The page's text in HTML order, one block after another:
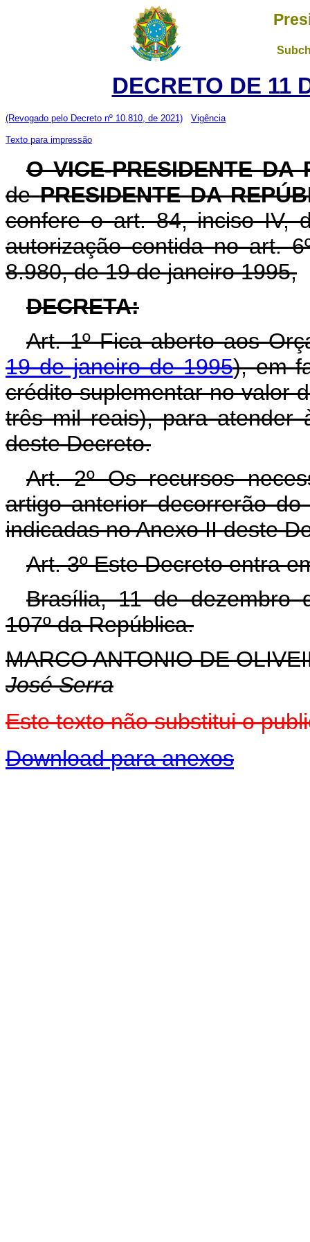
DECRETO DE 11
(Revogado pelo Decreto nº 10.810, de 2021) Vigência
Texto para impressão
O VICE-PRESIDENTE DA
dePRESIDENTE DA
confere o art. 84, inciso IV,
autorização contida no art.
8.980, de 19 de janeiro 1995,
DECRETA:
Art. 1º Fica aberto aos
19 de janeiro de 1995), em
crédito suplementar no valor
três mil reais), para atender
deste Decreto.
Art. 2º Os recursos
artigo anterior decorrerão
indicadas no Anexo II deste
Art. 3º Este Decreto entra
Brasília, 11 de dezembro
107º da República.
MARCO ANTONIO DE
José Serra
Este texto não substitui o
Download para anexos